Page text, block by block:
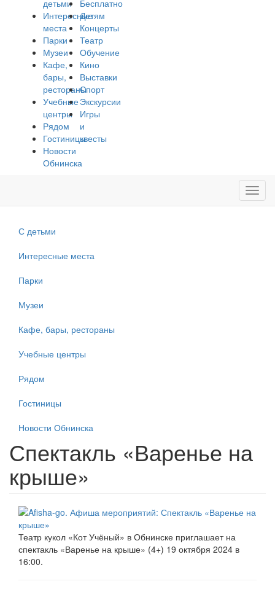
детьми
Интересные
места
Парки
Музеи
Кафе,
бары,
рестораны
Учебные
центры
Рядом
Гостиницы
Новости
Обнинска
Бесплатно
Детям
Концерты
Театр
Обучение
Кино
Выставки
Спорт
Экскурсии
Игры
и
квесты
С детьми
Интересные места
Парки
Музеи
Кафе, бары, рестораны
Учебные центры
Рядом
Гостиницы
Новости Обнинска
Спектакль «Варенье на
крыше»
Театр кукол «Кот Учёный» в Обнинске приглашает на
спектакль «Варенье на крыше» (4+) 19 октября 2024 в
16:00.